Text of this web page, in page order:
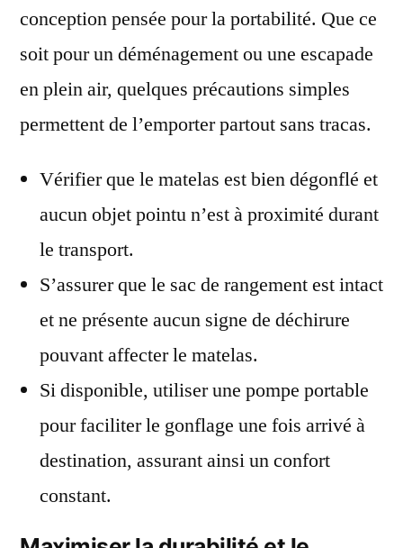
conception pensée pour la portabilité. Que ce
soit pour un déménagement ou une escapade
en plein air, quelques précautions simples
permettent de l’emporter partout sans tracas.
Vérifier que le matelas est bien dégonflé et
aucun objet pointu n’est à proximité durant
le transport.
S’assurer que le sac de rangement est intact
et ne présente aucun signe de déchirure
pouvant affecter le matelas.
Si disponible, utiliser une pompe portable
pour faciliter le gonflage une fois arrivé à
destination, assurant ainsi un confort
constant.